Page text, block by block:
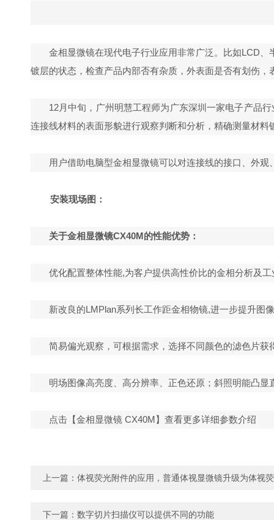
金相显微镜在现代电子行业应用非常广泛。比如LCD
镀层的状态，检查产品内部否有杂质，外表面是否有划伤
12月中旬，广州明慧工程师为广东深圳一家电子产品
连接线材料的表面形貌进行观察判断和分析，精确测量材料
用户借助电脑型金相显微镜可以对连接线的接口、外
安装现场图：
关于金相显微镜CX40M的性能优势：
优化配置整体性能,为客户提供高性价比的金相分析及
新改良的LMPlan系列长工作距金相物镜,进一步提升图
简易偏光观察，可根据需求，选择不同颜色的滤色片获
明场图像高亮度、高分辨率、正色还原；斜照明能凸显
点击【金相显微镜 CX40M】查看更多详细参数介绍
上一篇： 体视荧光附件的应用，普通体视显微镜升级为体视
下一篇： 数字切片扫描仪可以提供不同的功能